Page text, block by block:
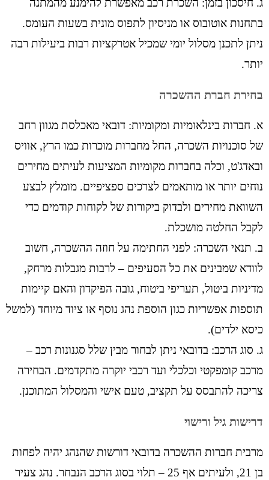
ג. חיסכון בזמן: השכרת רכב מאפשרת להימנע מהמתנה
בתחנות אוטובוס או מניסיון לתפוס מונית בשעות העומס.
ניתן לתכנן מסלול יומי שמכיל אטרקציות רבות ביעילות רבה
יותר.
בחירת חברת ההשכרה
א. חברות בינלאומיות ומקומיות: דובאי מאכלסת מגוון רחב
של סוכנויות השכרה, החל מחברות מוכרות כמו הרץ, אוויס
ובאדג'ט, וכלה בחברות מקומיות המציעות לעיתים מחירים
נוחים יותר או מותאמים לצרכים ספציפיים. מומלץ לבצע
השוואת מחירים ולבדוק ביקורות של לקוחות קודמים כדי
לקבל החלטה מושכלת.
ב. תנאי השכרה: לפני החתימה על חוזה ההשכרה, חשוב
לוודא שמבינים את כל הסעיפים – לרבות מגבלות מרחק,
מדיניות ביטול, תעריפי ביטוח, גובה הפיקדון והאם קיימות
תוספות אפשריות כגון הוספת נהג נוסף או ציוד מיוחד (למשל
כיסא ילדים).
ג. סוג הרכב: בדובאי ניתן לבחור מבין שלל סגנונות רכב –
מרכב קומפקטי וכלכלי ועד רכבי יוקרה מתקדמים. הבחירה
צריכה להתבסס על תקציב, טעם אישי והמסלול המתוכנן.
דרישות גיל ורישוי
מרבית חברות ההשכרה בדובאי דורשות שהנהג יהיה לפחות
בן 21, ולעיתים אף 25 – תלוי בסוג הרכב הנבחר. נהג צעיר